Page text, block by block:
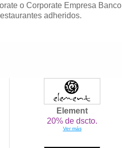
o Corporate Empresa Banco
adheridos.
Element
20% de dscto.
Ver más